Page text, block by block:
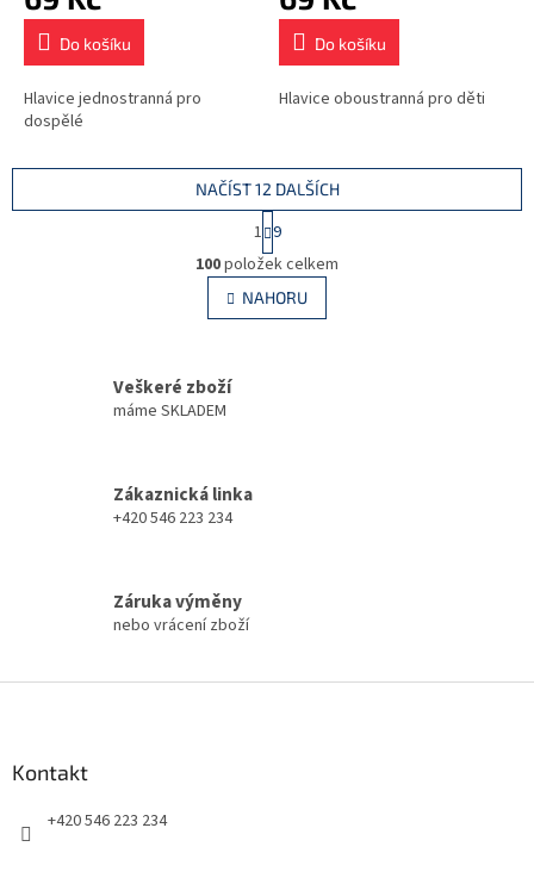
Do košíku
Hlavice jednostranná pro
dospělé
Do košíku
Hlavice oboustranná pro děti
O
v
l
á
NAČÍST 12 DALŠÍCH
t
r
á
n
k
1 9
100položek celkem
NAHORU
Veškeré zboží
máme SKLADEM
Zákaznická linka
+420 546 223 234
Záruka výměny
nebo vrácení zboží
Kontakt
+420 546 223 234